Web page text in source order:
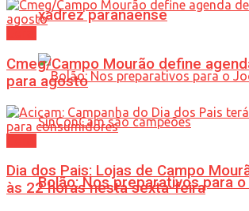
xadrez paranaense
Bolão: Nos preparativos para
Cmeg/Campo Mourão define
para agosto
Dia dos Pais: Lojas de Campo
às 22 horas nesta sexta-feira